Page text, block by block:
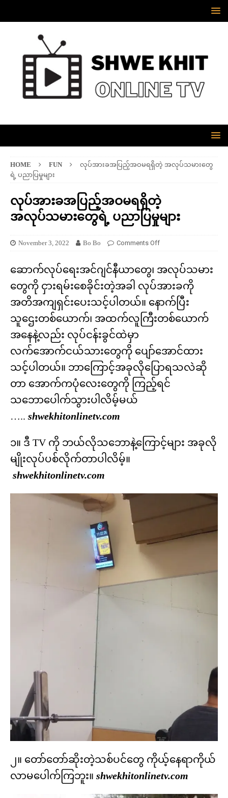
HOME FUN
လုပ်အားခအပြည့်အဝမရရှိတဲ့ အလုပ်သမားတွေ
ရဲ့ ပညာပြမှုများ
လုပ်အားခအပြည့်အဝမရရှိတဲ့
အလုပ်သမားတွေရဲ့ ပညာပြမှုများ
November 3, 2022 Bo Bo Comments Off
ဆောက်လုပ်ရေးအင်ဂျင်နီယာတွေ၊ အလုပ်သမား
တွေကို ငှားရမ်းစေခိုင်းတဲ့အခါ လုပ်အားခကို
အတိအကျရှင်းပေးသင့်ပါတယ်။ နောက်ပြီး
သူဌေးတစ်ယောက်၊ အထက်လူကြီးတစ်ယောက်
အနေနဲ့လည်း လုပ်ငန်းခွင်ထဲမှာ
လက်အောက်ငယ်သားတွေကို ပျော်အောင်ထား
သင့်ပါတယ်။ ဘာကြောင့်အခုလိုပြောရသလဲဆို
တာ အောက်ကပုံလေးတွေကို ကြည့်ရင်
သဘောပေါက်သွားပါလိမ့်မယ်
….. shwekhitonlinetv.com
၁။ ဒီ TV ကို ဘယ်လိုသဘောနဲ့ကြောင့်များ အခုလို
မျိုးလုပ်ပစ်လိုက်တာပါလိမ့်။
shwekhitonlinetv.com
၂။ တော်တော်ဆိုးတဲ့သစ်ပင်တွေ ကိုယ့်နေရာကိုယ်
လာမပေါက်ကြဘူး။ shwekhitonlinetv.com